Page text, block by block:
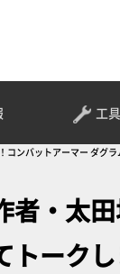
工
ンバットアーマー ダグ
者・太
トーク